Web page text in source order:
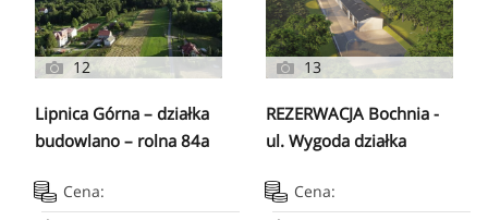
12
Lipnica Górna – działka
budowlano – rolna 84a
Cena:
13
REZERWACJA Bochnia -
ul. Wygoda działka
Cena: